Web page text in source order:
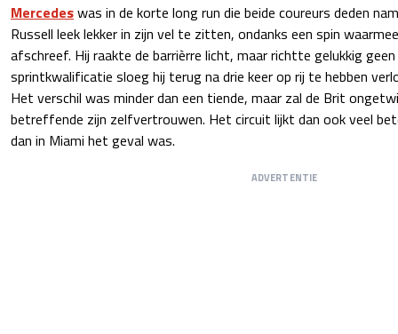
Mercedeswas in de korte long run die beide coureurs deden
Russell leek lekker in zijn vel te zitten, ondanks een spin
afschreef. Hij raakte de barrièrre licht, maar richtte gelukkig geen
sprintkwalificatie sloeg hij terug na drie keer op rij te hebben
Het verschil was minder dan een tiende, maar zal de Brit
betreffende zijn zelfvertrouwen. Het circuit lijkt dan ook veel
dan in Miami het geval was.
ADVERTENTIE